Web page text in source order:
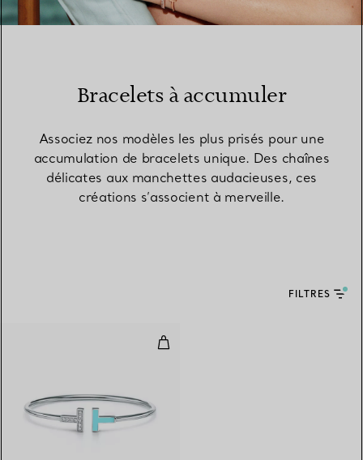
Bracelets à accumuler
Associez nos modèles les plus prisés pour une
accumulation de bracelets unique. Des chaînes
délicates aux manchettes audacieuses, ces
créations s’associent à merveille.
FILTRES
Bracelet Wire turquoise et